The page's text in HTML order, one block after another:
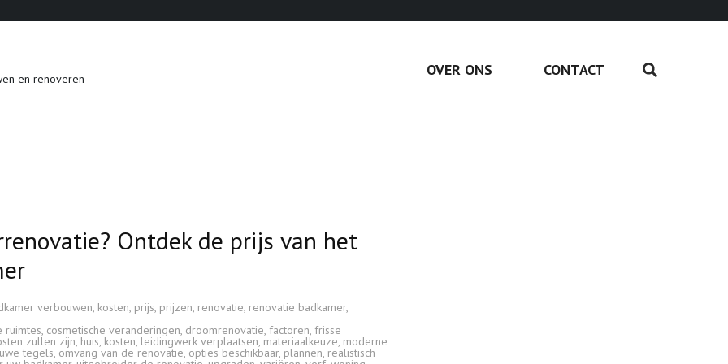
en renoveren OVER ONS CONTACT
Ontdek de prijs van het
verbouwen, kosten, prijs, prijzen, renovatie, renovatie badkamer,
ruimtes, cosmetische veranderingen, droomrenovatie, factoren, frisse
zullen zijn, huis, kosten, leidingwerk verplaatsen, materiaalkeuze, moderne
tegels, omvang van de renovatie, opties beschikbaar, plannen, realistisch